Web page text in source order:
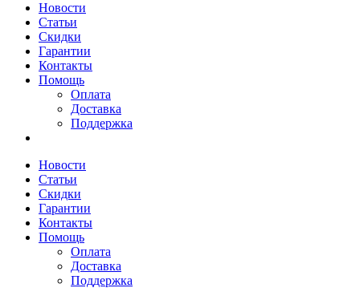
Новости
Статьи
Скидки
Гарантии
Контакты
Помощь
Оплата
Доставка
Поддержка
Новости
Статьи
Скидки
Гарантии
Контакты
Помощь
Оплата
Доставка
Поддержка